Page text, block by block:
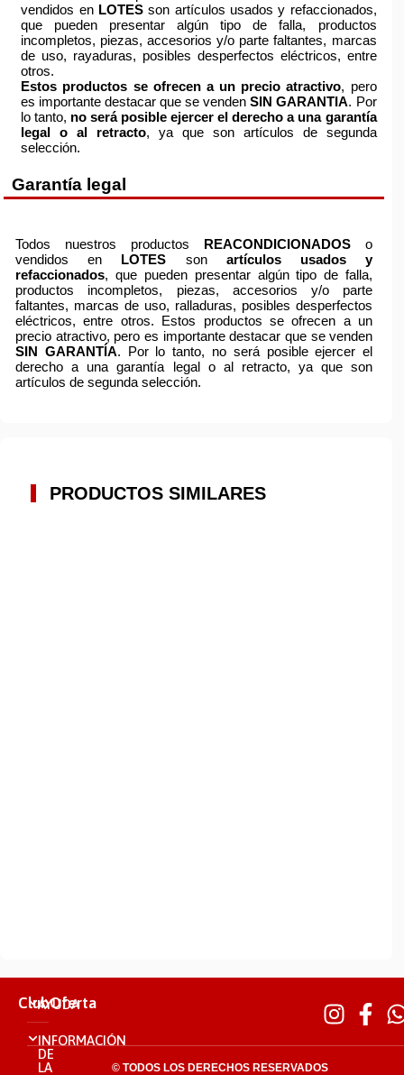
vendidos en LOTESson artículos usados y refaccionados,
que pueden presentar algún tipo de falla, productos
incompletos, piezas, accesorios y/o parte faltantes, marcas
de uso, rayaduras, posibles desperfectos eléctricos, entre
otros.
Estos productos se ofrecen a un precio atractivo, pero
es importante destacar que se vendenSIN GARANTIA. Por
lo tanto, no será posible ejercer el derecho a una garantía
legal o al retracto, ya que son artículos de segunda
selección.
Garantía legal
Todos nuestros productos REACONDICIONADOS o
vendidos en LOTES son artículos usados y
refaccionados, que pueden presentar algún tipo de falla,
productos incompletos, piezas, accesorios y/o parte
faltantes, marcas de uso, ralladuras, posibles desperfectos
eléctricos, entre otros. Estos productos se ofrecen a un
precio atractivo, pero es importante destacar que se venden
SIN GARANTÍA. Por lo tanto, no será posible ejercer el
derecho a una garantía legal o al retracto, ya que son
artículos de segunda selección.
PRODUCTOS SIMILARES
ClubOferta
AYUDA
INFORMACIÓN
DE
LA
© TODOS LOS DERECHOS RESERVADOS